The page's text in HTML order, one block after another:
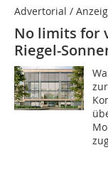
Advertorial /
No limits for
Riegel-